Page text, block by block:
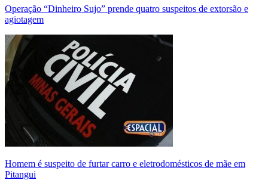
Operação “Dinheiro Sujo” prende quatro suspeitos de extorsão e
agiotagem
Homem é suspeito de furtar carro e eletrodomésticos de mãe em
Pitangui